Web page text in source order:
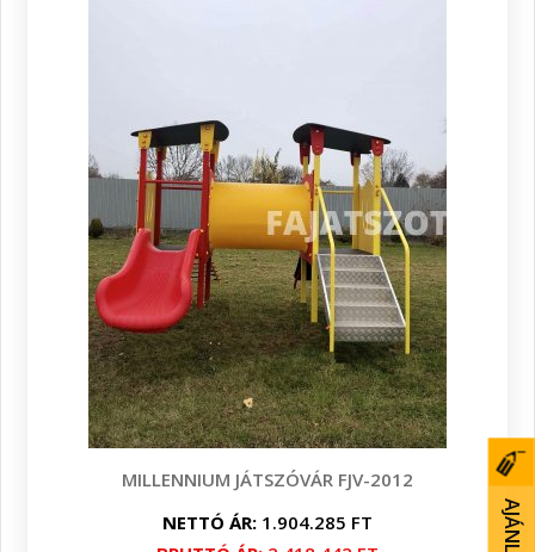
MILLENNIUM JÁTSZÓVÁR FJV-2012
NETTÓ ÁR: 1.904.285 FT